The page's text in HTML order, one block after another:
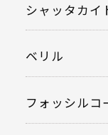
シャッタカイ
ベリル
フォッシルコ